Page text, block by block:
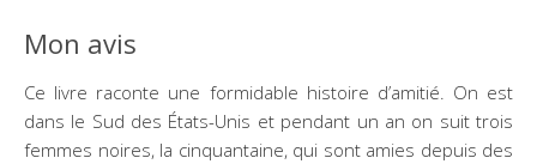
Mon avis
Ce livre raconte une formidable histoire d’amitié. On est
dans le Sud des États-Unis et pendant un an on suit trois
femmes noires, la cinquantaine, qui sont amies depuis des